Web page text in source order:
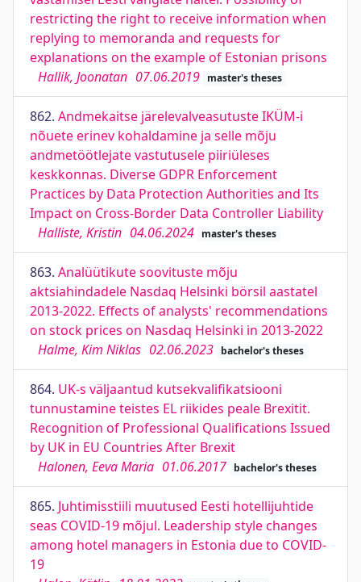
restricting the right to receive information when
replying to memoranda and requests for
explanations on the example of Estonian prisons
Hallik, Joonatan 07.06.2019 master's theses
862. Andmekaitse järelevalveasutuste IKÜM-i
nõuete erinev kohaldamine ja selle mõju
andmetöötlejate vastutusele piiriüleses
keskkonnas. Diverse GDPR Enforcement
Practices by Data Protection Authorities and Its
Impact on Cross-Border Data Controller Liability
Halliste, Kristin 04.06.2024 master's theses
863. Analüütikute soovituste mõju
aktsiahindadele Nasdaq Helsinki börsil aastatel
2013-2022. Effects of analysts' recommendations
on stock prices on Nasdaq Helsinki in 2013-2022
Halme, Kim Niklas 02.06.2023 bachelor's theses
864. UK-s väljaantud kutsekvalifikatsiooni
tunnustamine teistes EL riikides peale Brexitit.
Recognition of Professional Qualifications Issued
by UK in EU Countries After Brexit
Halonen, Eeva Maria 01.06.2017 bachelor's theses
865. Juhtimisstiili muutused Eesti hotellijuhtide
seas COVID-19 mõjul. Leadership style changes
among hotel managers in Estonia due to COVID-
19